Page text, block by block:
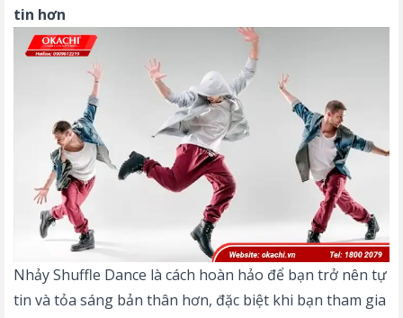
tin hơn
Nhảy Shuffle Dance là cách hoàn hảo để bạn trở nên tự
tin và tỏa sáng bản thân hơn, đặc biệt khi bạn tham gia